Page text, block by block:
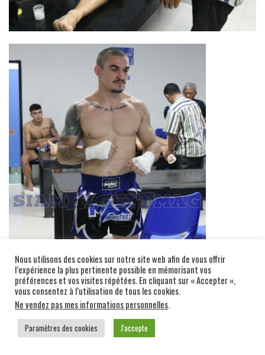
Nous utilisons des cookies sur notre site web afin de vous offrir
l’expérience la plus pertinente possible en mémorisant vos
préférences et vos visites répétées. En cliquant sur « Accepter »,
vous consentez à l’utilisation de tous les cookies.
Ne vendez pas mes informations personnelles.
Paramètres des cookies J'accepte